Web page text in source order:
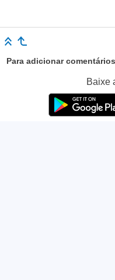
Para adicionar
Baixe